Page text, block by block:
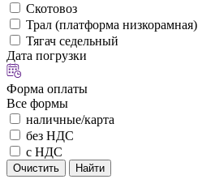
Скотовоз
Трал (платформа низкорамная)
Тягач седельный
Дата погрузки
Форма оплаты
Все формы
наличные/карта
без НДС
с НДС
Очистить Найти